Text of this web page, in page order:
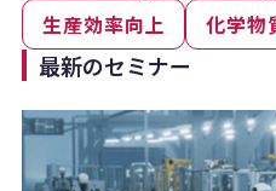
生産効率向上
化学物
最新のセミナー